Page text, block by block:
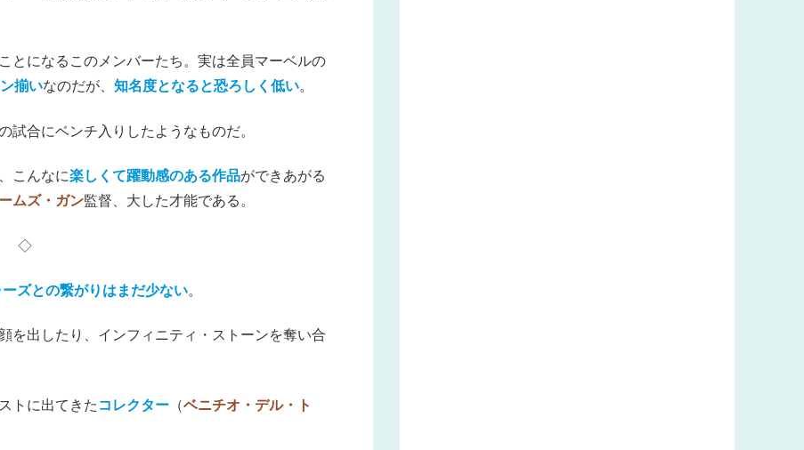
とになるこのメンバーたち。実は全員マーベルの
揃いなのだが、 知名度となると恐ろしく低い。
試合にベンチ入りしたようなものだ。
こんなに楽しくて躍動感のある作品ができあがる
ムズ・ガン監督、大した才能である。
◇
ズとの繋がりはまだ少ない。
を出したり、インフィニティ・ストーンを奪い合
トに出てきた コレクター （ベニチオ・デル・ト